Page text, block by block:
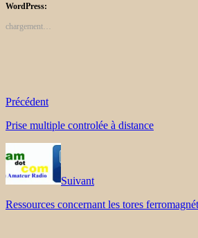
WordPress:
chargement…
Précédent
Prise multiple controlée à distance
Suivant
Ressources concernant les tores